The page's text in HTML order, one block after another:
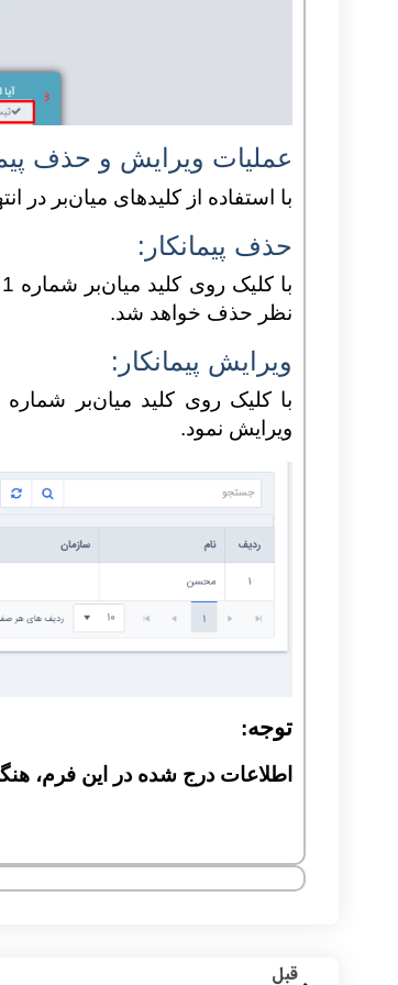
عملیات ویرایش و حذف
با استفاده از کلیدهای میان‌بر
حذف پیمانکار:
نظر حذف خواهد شد.
ویرایش پیمانکار:
ویرایش نمود.
توجه:
اطلاعات درج شده در این فرم،
قبل